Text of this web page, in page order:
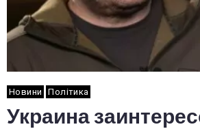
Новини Політика
Украина